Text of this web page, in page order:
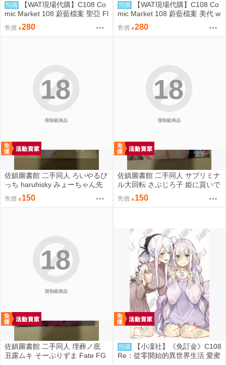
預購
【WAT現場代購】C108 Co
mic Market 108 蔚藍檔案 聖亞 Fl
oating Light
售價 280
預購
【WAT現場代購】C108 Co
mic Market 108 蔚藍檔案 美代 w
ild summer
售價 280
限制級商品
18
佐鎮圖書館 二手同人 ろいやるび
っち haruhisky みょーちゃん先
生かくパコりき 3 小美老師如是
說
售價 150
限制級商品
18
佐鎮圖書館 二手同人 サブリミナ
ル大回転 さぶじろ子 姫に貢いで
搾られたい! Fate FGO
售價 150
限制級商品
18
佐鎮圖書館 二手同人 埋葬ノ底
丑露ムキ そーぷりずま Fate FG
預購
【小凜社】《免訂金》C108
Re：從零開始的異世界生活 愛蜜